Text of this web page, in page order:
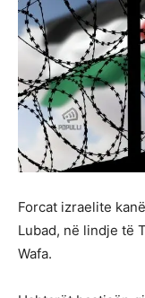
Forcat izraelite
Lubad, në lindje të
Wafa.